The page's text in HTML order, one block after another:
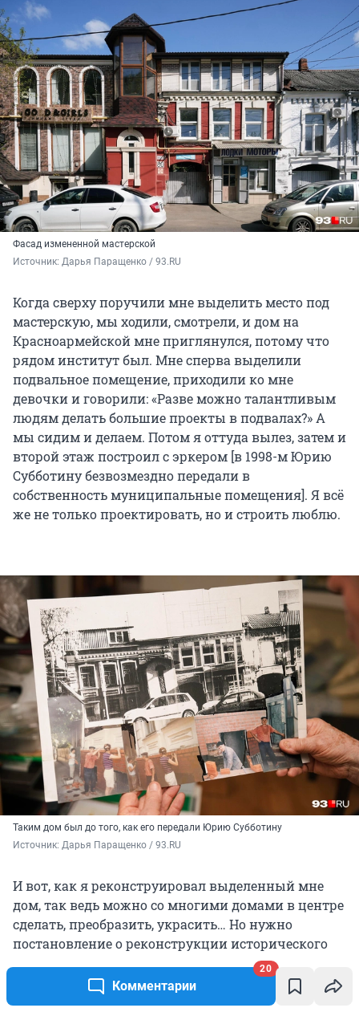
Комментарии
20
Фасад измененной мастерской
Источник: Дарья Паращенко / 93.RU
Когда сверху поручили мне выделить место под
мастерскую, мы ходили, смотрели, и дом на
Красноармейской мне приглянулся, потому что
рядом институт был. Мне сперва выделили
подвальное помещение, приходили ко мне
девочки и говорили: «Разве можно талантливым
людям делать большие проекты в подвалах?» А
мы сидим и делаем. Потом я оттуда вылез, затем и
второй этаж построил с эркером [в 1998-м Юрию
Субботину безвозмездно передали в
собственность муниципальные помещения]. Я всё
же не только проектировать, но и строить люблю.
Таким дом был до того, как его передали Юрию Субботину
Источник: Дарья Паращенко / 93.RU
И вот, как я реконструировал выделенный мне
дом, так ведь можно со многими домами в центре
сделать, преобразить, украсить… Но нужно
постановление о реконструкции исторического